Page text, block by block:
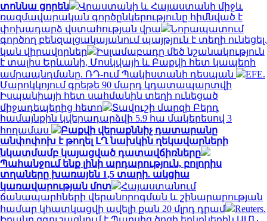
տոննա ցորեն
Վրաստանի և Հայաստանի միջև
ռազմավարական գործընկերությունը հիմնված է
փոխադարձ վստահության վրա
Նորապատում
գործող բենզալցակայանում պայթյուն է տեղի ունեցել.
կան վիրավորներ
Իսլամաբադը մեծ նշանակություն
է տալիս Երևանի, Մոսկվայի և Բաքվի հետ կապերի
ամրապնդմանը. ՌԴ-ում Պակիստանի դեսպան
EFE.
Մարոկկոյում գրեթե 90 մարդ կդատապարտվի
Իսպանիայի հետ սահմանին տեղի ունեցած
միջադեպերից հետո
Տավուշի մարզի Բերդ
համայնքին կվերադարձվի 5.9 հա մակերեսով 3
հողամաս
Բաքվի վերաքննիչ դատարանը
անփոփոխ է թողել ԼՂ նախկին ղեկավարների
նկատմամբ կայացված դատավճիռները
Պահանջում ենք լինի արդարություն, բոլորիս
տղաները խառայեն 1,5 տարի. ակցիա
կառավարության մոտ
Հայաստանում
ճանապարհների վերանորոգման և շինարարության
համար կհատկացվի ավելի քան 20 մլրդ դրամ
Reuters.